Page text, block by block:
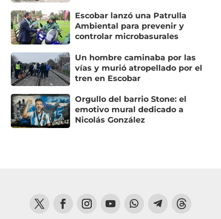
Escobar lanzó una Patrulla
Ambiental para prevenir y
controlar microbasurales
Un hombre caminaba por las
vías y murió atropellado por el
tren en Escobar
Orgullo del barrio Stone: el
emotivo mural dedicado a
Nicolás González